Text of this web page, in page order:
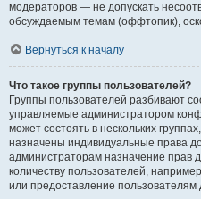
модераторов — не допускать
обсуждаемым темам (оффтопик),
Вернуться к началу
Что такое группы пользователей?
Группы пользователей разбивают
управляемые администратором
может состоять в нескольких
назначены индивидуальные права
администраторам назначение прав
количеству пользователей,
или предоставление